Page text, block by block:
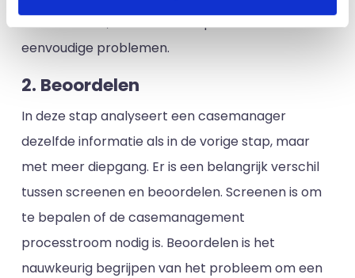
kunnen duren, niet voor het oplossen van
eenvoudige problemen.
2. Beoordelen
In deze stap analyseert een casemanager
dezelfde informatie als in de vorige stap, maar
met meer diepgang. Er is een belangrijk verschil
tussen screenen en beoordelen. Screenen is om
te bepalen of de casemanagement
processtroom nodig is. Beoordelen is het
nauwkeurig begrijpen van het probleem om een